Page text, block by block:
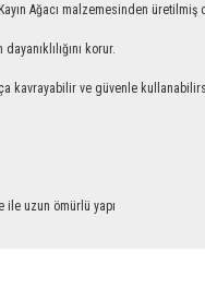
malzemesinden üretilmiş
korur.
kavrayabilir ve güvenle
uzun ömürlü yapı